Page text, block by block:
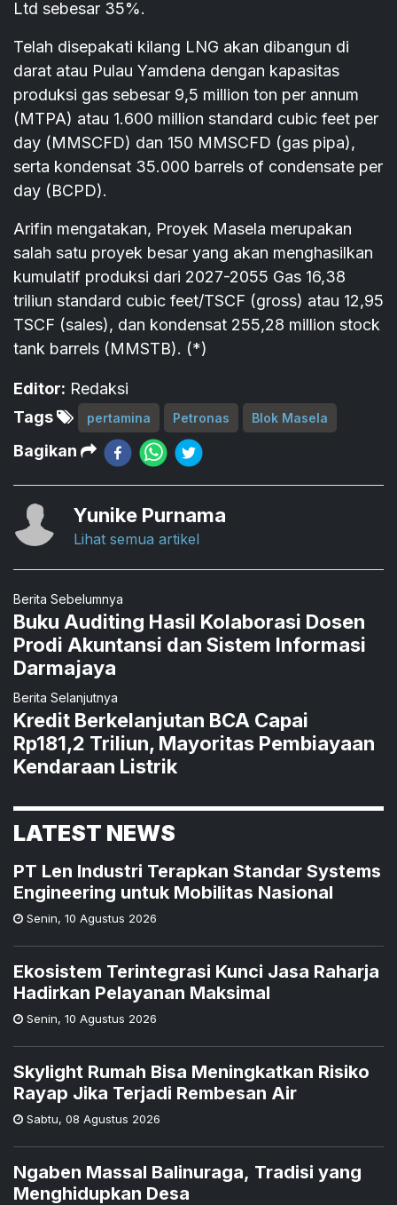
Ltd sebesar 35%.
Telah disepakati kilang LNG akan dibangun di
darat atau Pulau Yamdena dengan kapasitas
produksi gas sebesar 9,5 million ton per annum
(MTPA) atau 1.600 million standard cubic feet per
day (MMSCFD) dan 150 MMSCFD (gas pipa),
serta kondensat 35.000 barrels of condensate per
day (BCPD).
Arifin mengatakan, Proyek Masela merupakan
salah satu proyek besar yang akan menghasilkan
kumulatif produksi dari 2027-2055 Gas 16,38
triliun standard cubic feet/TSCF (gross) atau 12,95
TSCF (sales), dan kondensat 255,28 million stock
tank barrels (MMSTB). (*)
Editor: Redaksi
Tags
pertamina Petronas Blok Masela
Bagikan
Yunike Purnama
Lihat semua artikel
Berita Sebelumnya
Buku Auditing Hasil Kolaborasi Dosen
Prodi Akuntansi dan Sistem Informasi
Darmajaya
Berita Selanjutnya
Kredit Berkelanjutan BCA Capai
Rp181,2 Triliun, Mayoritas Pembiayaan
Kendaraan Listrik
LATEST NEWS
PT Len Industri Terapkan Standar Systems
Engineering untuk Mobilitas Nasional
Senin, 10 Agustus 2026
Ekosistem Terintegrasi Kunci Jasa Raharja
Hadirkan Pelayanan Maksimal
Senin, 10 Agustus 2026
Skylight Rumah Bisa Meningkatkan Risiko
Rayap Jika Terjadi Rembesan Air
Sabtu, 08 Agustus 2026
Ngaben Massal Balinuraga, Tradisi yang
Menghidupkan Desa